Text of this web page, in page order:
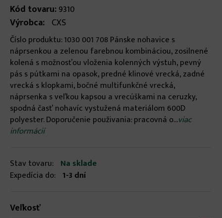
Kód tovaru:9310
Výrobca: CXS
Číslo produktu: 1030 001 708 Pánske nohavice s
náprsenkou a zelenou farebnou kombináciou, zosilnené
kolená s možnosťou vloženia kolenných výstuh, pevný
pás s pútkami na opasok, predné klinové vrecká, zadné
vrecká s klopkami, bočné multifunkčné vrecká,
náprsenka s veľkou kapsou a vrecúškami na ceruzky,
spodná časť nohavíc vystužená materiálom 600D
polyester. Doporučenie použivania: pracovná o...viac
informácií
Stav tovaru: Na sklade
Expedícia do: 1-3 dní
Veľkosť